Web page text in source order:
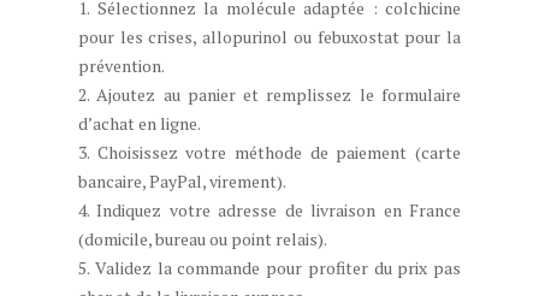
1. Sélectionnez la molécule adaptée : colchicine
pour les crises, allopurinol ou febuxostat pour la
prévention.
2. Ajoutez au panier et remplissez le formulaire
d’achat en ligne.
3. Choisissez votre méthode de paiement (carte
bancaire, PayPal, virement).
4. Indiquez votre adresse de livraison en France
(domicile, bureau ou point relais).
5. Validez la commande pour profiter du prix pas